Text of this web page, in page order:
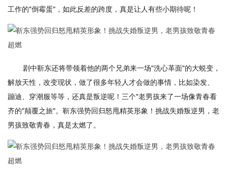
工作的"倒霉蛋"，如此反差的跨度，真是让人有些小期待呢！
剧中靳东还将带领着他的两个兄弟来一场"洗心革面"的大蜕变，
解放天性，改变现状，做了很多年轻人才会做的事情，比如染发、
蹦迪、穿潮服等等，还真是叛逆呢！三个"老男孩来了一场像青春看
齐的"颠覆之旅"。靳东强势回归怒甩精英形象！挑战失婚叛逆男，老
男孩致敬青春，真是太燃了。